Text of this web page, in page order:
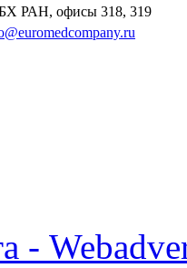
РАН, офисы 318, 319
-